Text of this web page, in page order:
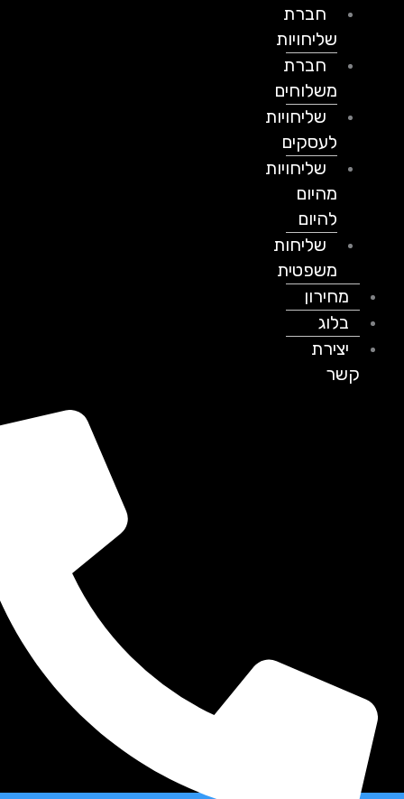
חברת
שליחויות
חברת
משלוחים
שליחויות
לעסקים
שליחויות
מהיום
להיום
שליחות
משפטית
מחירון
בלוג
יצירת
קשר